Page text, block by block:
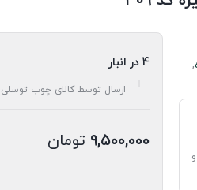
,
4 در انبار
ارسال توسط کالای چوب توسلی
۹,۵۰۰,۰۰۰ تومان